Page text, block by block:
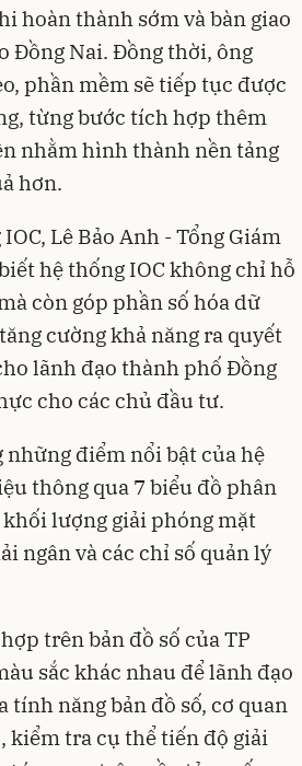
hoàn thành sớm và bàn giao
Đồng Nai. Đồng thời, ông
phần mềm sẽ tiếp tục được
từng bước tích hợp thêm
nhằm hình thành nền tảng
hơn.
Lê Bảo Anh - Tổng Giám
hệ thống IOC không chỉ hỗ
còn góp phần số hóa dữ
cường khả năng ra quyết
lãnh đạo thành phố Đồng
cho các chủ đầu tư.
những điểm nổi bật của hệ
thông qua 7 biểu đồ phân
lượng giải phóng mặt
ngân và các chỉ số quản lý
trên bản đồ số của TP
sắc khác nhau để lãnh đạo
tính năng bản đồ số, cơ quan
kiểm tra cụ thể tiến độ giải